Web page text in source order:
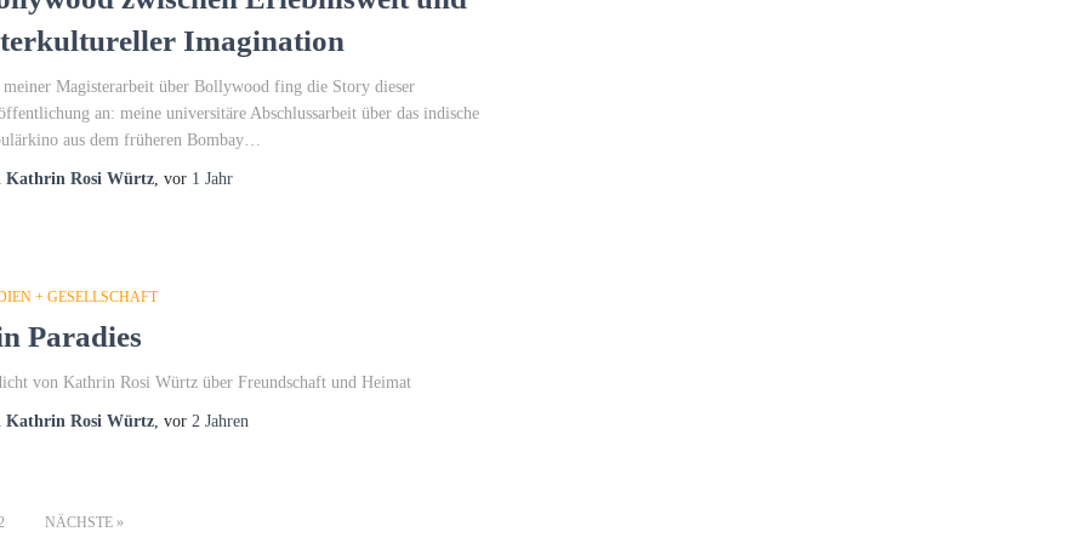
Imagination
Magisterarbeit über Bollywood fing die Story dieser
an: meine universitäre Abschlussarbeit über das indische
aus dem früheren Bombay…
Kathrin Rosi Würtz , vor 1 Jahr
+ GESELLSCHAFT
Paradies
von Kathrin Rosi Würtz über Freundschaft und Heimat
Kathrin Rosi Würtz , vor 2 Jahren
NÄCHSTE